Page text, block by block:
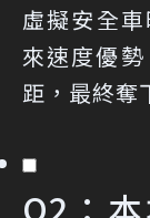
虛擬安全
來速度優
距，最終奪
Q2：